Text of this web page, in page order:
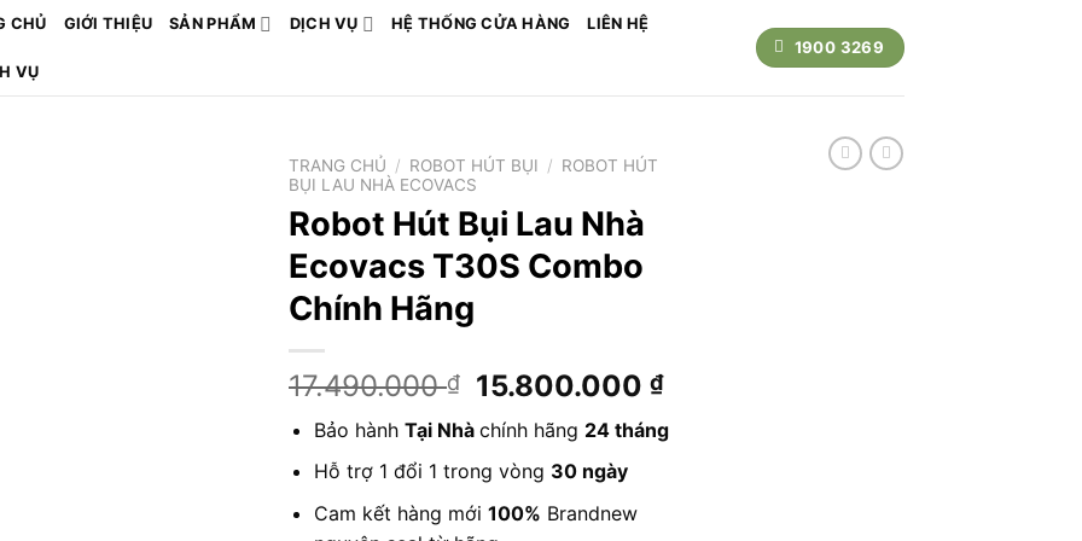
CHỦ GIỚI THIỆU SẢN PHẨM DỊCH VỤ HỆ THỐNG CỬA HÀNG LIÊN HỆ
VỤ
1900 3269
TRANG CHỦ / ROBOT HÚT BỤI / ROBOT HÚT
BỤI LAU NHÀ ECOVACS
Robot Hút Bụi Lau Nhà
Ecovacs T30S Combo
Chính Hãng
17.490.000₫
Giá
gốc
là:
17.490.000 ₫.
15.800.000₫Giá
tại
Bảo hành Tại Nhà chính hãng 24 tháng
Hỗ trợ 1 đổi 1 trong vòng 30 ngày
Cam kết hàng mới 100% Brandnew